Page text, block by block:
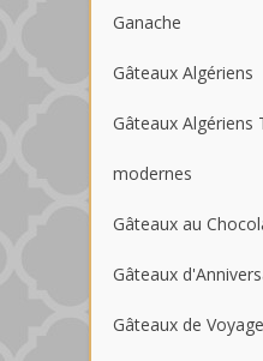
Ganache
Gâteaux Algériens
Gâteaux Algériens
modernes
Gâteaux au
Gâteaux
Gâteaux de